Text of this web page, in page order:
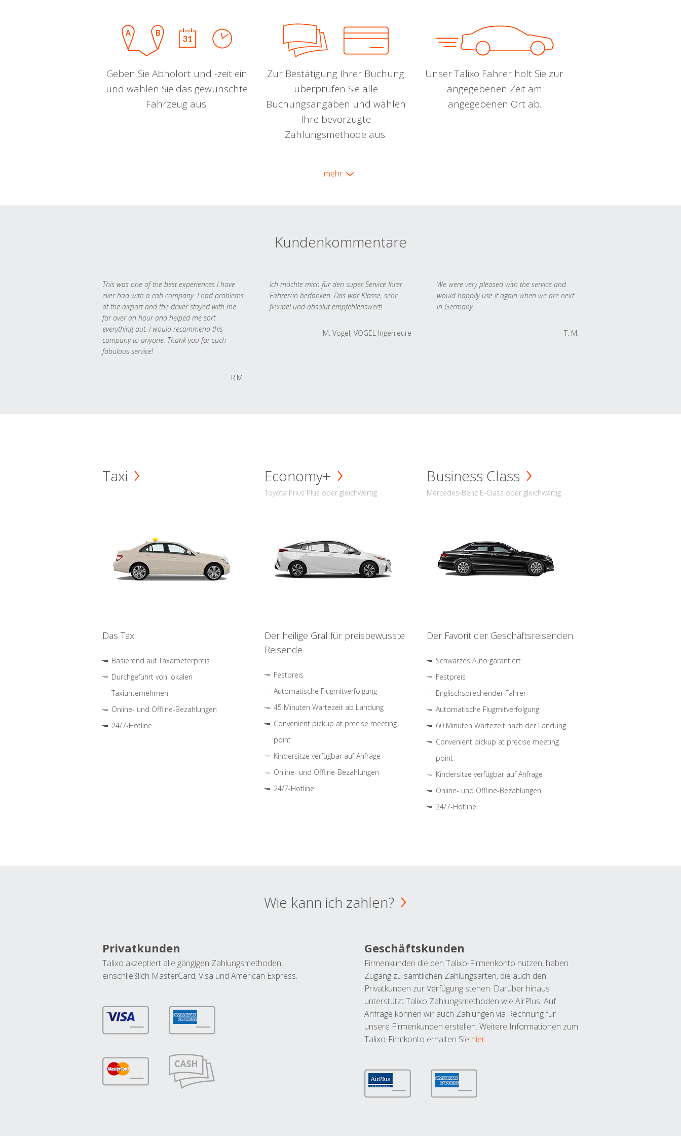
Geben Sie Abholort und -zeit ein
und wählen Sie das gewünschte
Fahrzeug aus.
Zur Bestätigung Ihrer Buchung
überprüfen Sie alle
Buchungsangaben und wählen
Ihre bevorzugte
Zahlungsmethode aus.
Unser Talixo Fahrer holt Sie zur
angegebenen Zeit am
angegebenen Ort ab.
mehr
Kundenkommentare
This was one of the best experiences I have
ever had with a cab company. I had problems
at the airport and the driver stayed with me
for over an hour and helped me sort
everything out. I would recommend this
company to anyone. Thank you for such
fabulous service!
R.M.
Ich möchte mich für den super Service Ihrer
Fahrer/in bedanken. Das war Klasse, sehr
flexibel und absolut empfehlenswert!
M. Vogel, VOGEL Ingenieure
We were very pleased with the service and
would happily use it again when we are next
in Germany.
T. M.
Taxi
Das Taxi
Basierend auf Taxameterpreis
Durchgeführt von lokalen
Taxiunternehmen
Online- und Offline-Bezahlungen
24/7-Hotline
Economy+
Toyota Prius Plus oder gleichwertig
Der heilige Gral für preisbewusste
Reisende
Festpreis
Automatische Flugmitverfolgung
45 Minuten Wartezeit ab Landung
Convenient pickup at precise meeting
point
Kindersitze verfügbar auf Anfrage
Online- und Offline-Bezahlungen
24/7-Hotline
Business Class
Mercedes-Benz E-Class oder gleichwärtig
Der Favorit der Geschäftsreisenden
Schwarzes Auto garantiert
Festpreis
Englischsprechender Fahrer
Automatische Flugmitverfolgung
60 Minuten Wartezeit nach der Landung
Convenient pickup at precise meeting
point
Kindersitze verfügbar auf Anfrage
Online- und Offline-Bezahlungen
24/7-Hotline
Wie kann ich zahlen?
Privatkunden
Talixo akzeptiert alle gängigen Zahlungsmethoden,
einschließlich MasterCard, Visa und American Express.
Geschäftskunden
Firmenkunden die den Talixo-Firmenkonto nutzen, haben
Zugang zu sämtlichen Zahlungsarten, die auch den
Privatkunden zur Verfügung stehen. Darüber hinaus
unterstützt Talixo Zahlungsmethoden wie AirPlus. Auf
Anfrage können wir auch Zahlungen via Rechnung für
unsere Firmenkunden erstellen. Weitere Informationen zum
Talixo-Firmkonto erhalten Sie hier.